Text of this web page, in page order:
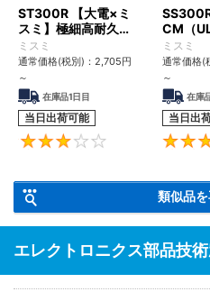
ST300R 【大電×ミ
スミ】極細高耐久ロ
ボットケーブル（シ
ールド無・有）
ミスミ
通常価格(税別)： 2,705円
～
在庫品1日目
当日出荷可能
3
CM（
格・
径
ミスミ
通常価格(
～
在庫
当日出
類似品
エレクトロニクス部品技